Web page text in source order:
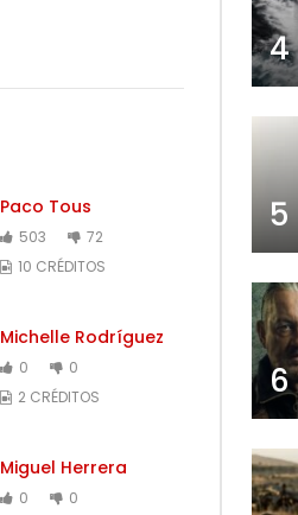
Paco Tous
503
72
10 CRÉDITOS
Michelle Rodríguez
0
0
2 CRÉDITOS
Miguel Herrera
0
0
4
5
6